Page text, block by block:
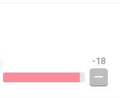
-18